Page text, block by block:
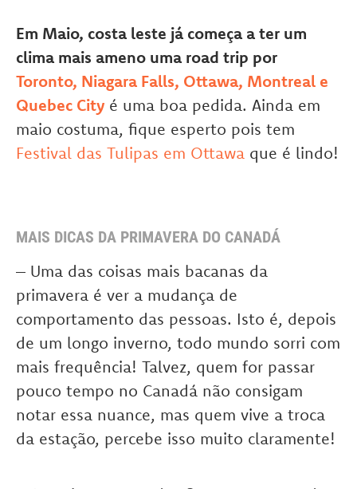
Em Maio, costa leste já começa a ter um
clima mais ameno uma road trip por
Toronto, Niagara Falls, Ottawa, Montreal e
Quebec City é uma boa pedida. Ainda em
maio costuma, fique esperto pois tem
Festival das Tulipas em Ottawa que é lindo!
MAIS DICAS DA PRIMAVERA DO CANADÁ
– Uma das coisas mais bacanas da
primavera é ver a mudança de
comportamento das pessoas. Isto é, depois
de um longo inverno, todo mundo sorri com
mais frequência! Talvez, quem for passar
pouco tempo no Canadá não consigam
notar essa nuance, mas quem vive a troca
da estação, percebe isso muito claramente!